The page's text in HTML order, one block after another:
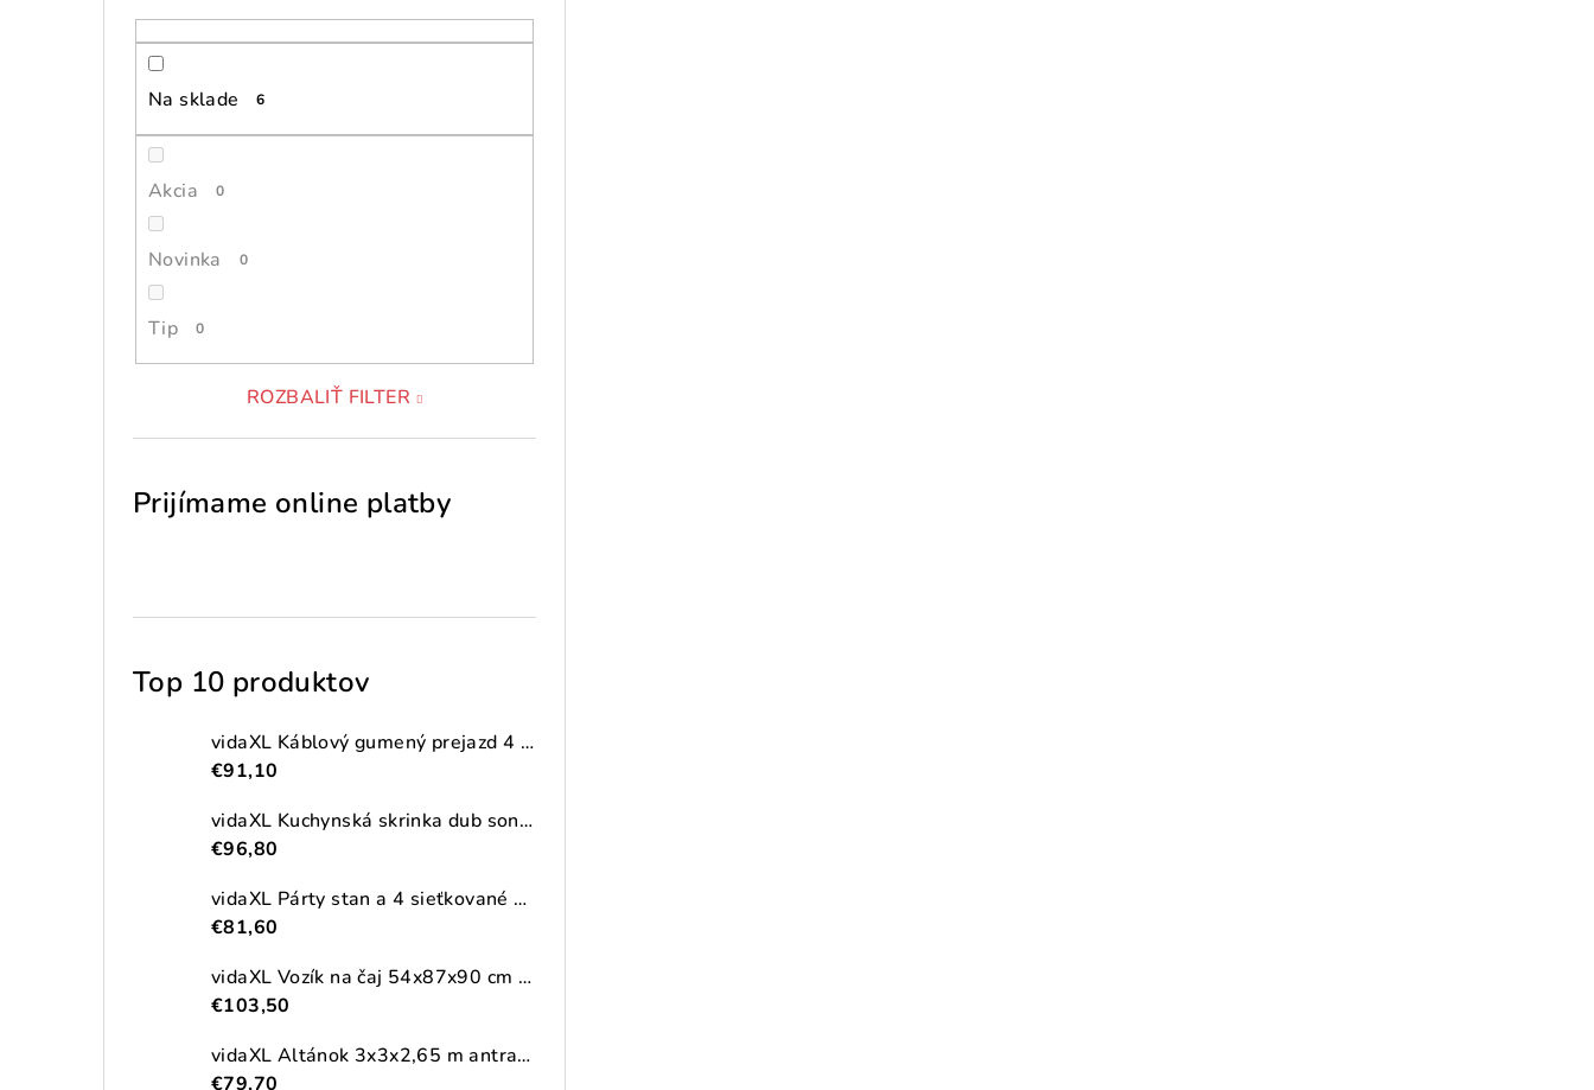
Na sklade 6
Akcia 0
Novinka 0
Tip 0
ROZBALIŤ FILTER
Prijímame online platby
Top 10 produktov
vidaXL Káblový gumený prejazd 4 ks 2-kanálový 101,5 cm
€91,10
vidaXL Kuchynská skrinka dub sonoma 38x41,5x131,5 cm kompozitné drevo
€96,80
vidaXL Párty stan a 4 sieťkované bočné steny antracitový 2,5x2,5m HDPE
€81,60
vidaXL Vozík na čaj 54x87x90 cm masívna akácia
€103,50
vidaXL Altánok 3x3x2,65 m antracitový 180 g/m²
€79,70